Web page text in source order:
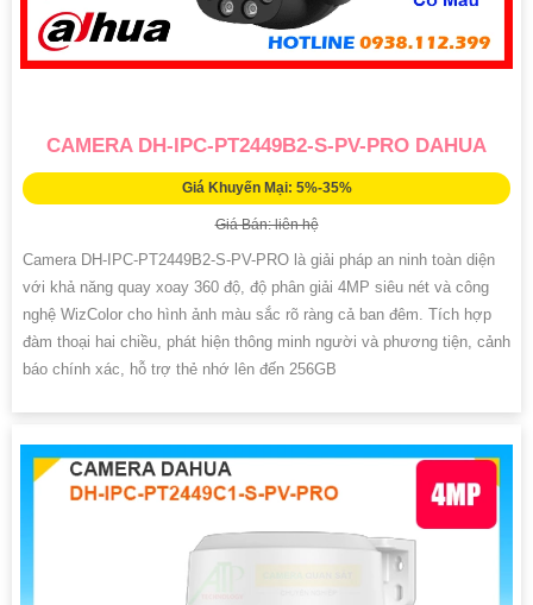
CAMERA DH-IPC-PT2449B2-S-PV-PRO DAHUA
Giá Khuyến Mại: 5%-35%
Giá Bán: liên hệ
Camera DH-IPC-PT2449B2-S-PV-PRO là giải pháp an ninh toàn diện
với khả năng quay xoay 360 độ, độ phân giải 4MP siêu nét và công
nghệ WizColor cho hình ảnh màu sắc rõ ràng cả ban đêm. Tích hợp
đàm thoại hai chiều, phát hiện thông minh người và phương tiện, cảnh
báo chính xác, hỗ trợ thẻ nhớ lên đến 256GB